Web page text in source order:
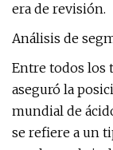
era de revisión.
Análisis de
Entre todos los
aseguró la
mundial de
se refiere a un